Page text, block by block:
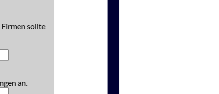
Firmen sollte
an.